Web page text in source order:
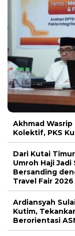
Akhmad
Kolektif, PKS
Dari Kutai
Umroh Haji
Bersanding
Travel Fair 2026
Ardiansyah
Kutim,
Berorientasi